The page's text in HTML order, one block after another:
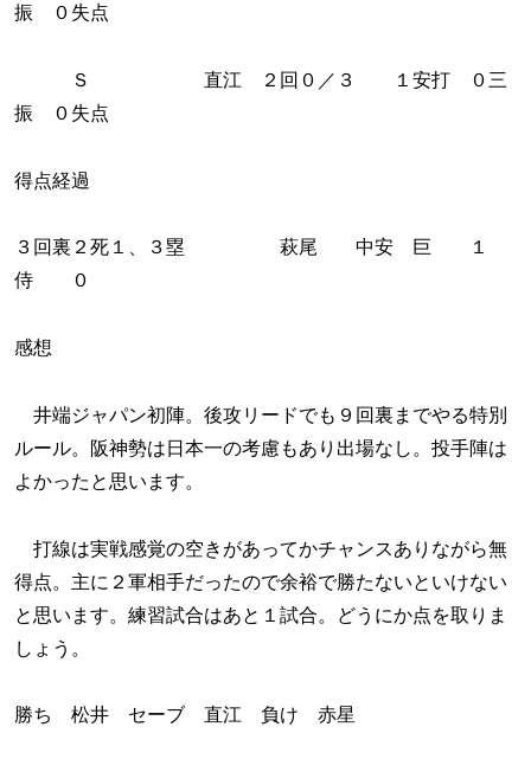
振 ０失点
Ｓ 直江 ２回０／３ １安打 ０三
振 ０失点
得点経過
３回裏２死１、３塁 萩尾 中安 巨 １
侍 ０
感想
井端ジャパン初陣。後攻リードでも９回裏までやる特別
ルール。阪神勢は日本一の考慮もあり出場なし。投手陣は
よかったと思います。
打線は実戦感覚の空きがあってかチャンスありながら無
得点。主に２軍相手だったので余裕で勝たないといけない
と思います。練習試合はあと１試合。どうにか点を取りま
しょう。
勝ち 松井 セーブ 直江 負け 赤星